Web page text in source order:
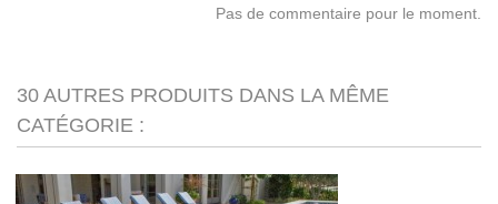
Pas de commentaire pour le moment.
30 AUTRES PRODUITS DANS LA MÊME
CATÉGORIE :